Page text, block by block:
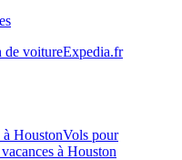
de voitureExpedia.fr
HoustonVols pour
à Houston